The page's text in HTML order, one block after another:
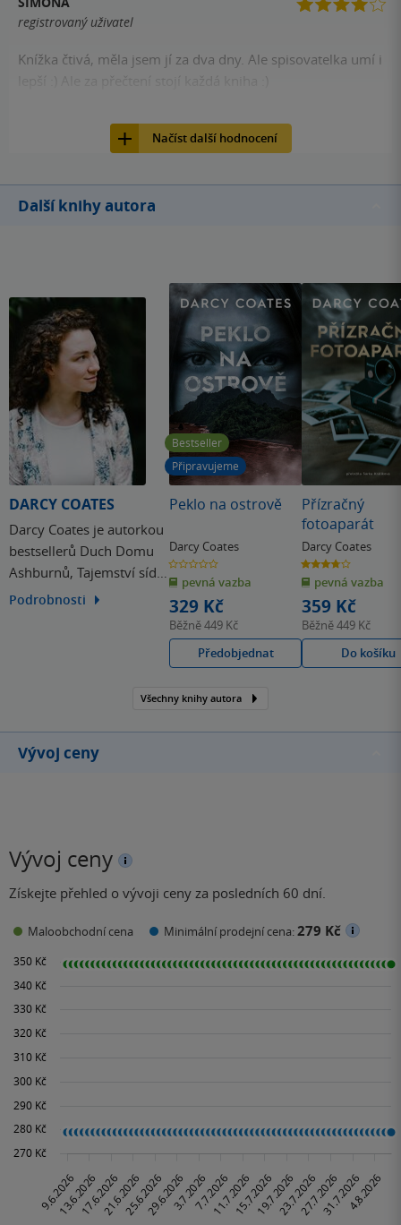
:-)
registrovaný uživatel
Knížka čtivá, měla jsem jí za dva dny. Ale spisovatelka umí i
Načíst další hodnocení
Další knihy autora
DARCY COATES
Darcy Coates je autorkou
bestsellerů Duch Domu
Ashburnů, Tajemství sídla
Craven Manor a více než
Podrobnosti
Bestseller
Připravujeme
Peklo na ostrově
Darcy Coates
0.0
z
5
hvězdiček
pevná vazba
329 Kč
Běžně449 Kč
Předobjednat
Přízračný
fotoaparát
Darcy Coates
3.8
z
5
hvězdiček
pevná vazba
359 Kč
Běžně449 Kč
Do košíku
Všechny knihy autora
Vývoj ceny
Vývoj ceny
Získejte přehled o vývoji ceny za posledních 60 dní.
Maloobchodní cena Minimální prodejní cena:279 Kč